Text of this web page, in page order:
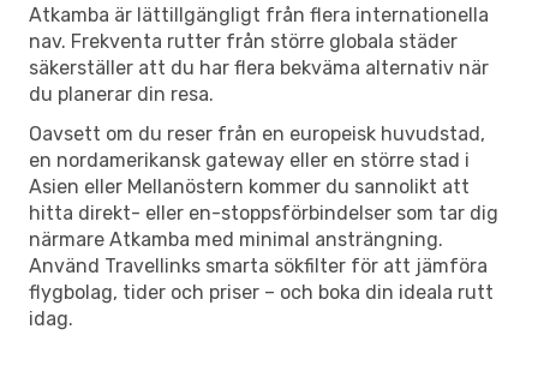
Atkamba är lättillgängligt från flera internationella
nav. Frekventa rutter från större globala städer
säkerställer att du har flera bekväma alternativ när
du planerar din resa.
Oavsett om du reser från en europeisk huvudstad,
en nordamerikansk gateway eller en större stad i
Asien eller Mellanöstern kommer du sannolikt att
hitta direkt- eller en-stoppsförbindelser som tar dig
närmare Atkamba med minimal ansträngning.
Använd Travellinks smarta sökfilter för att jämföra
flygbolag, tider och priser – och boka din ideala rutt
idag.